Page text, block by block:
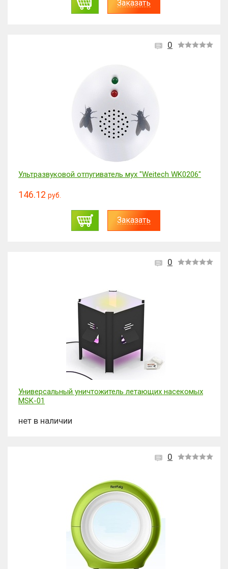
Заказать
0
Ультразвуковой отпугиватель мух "Weitech WK0206"
146.12 руб.
Заказать
0
Универсальный уничтожитель летающих насекомых
MSK-01
нет в наличии
0